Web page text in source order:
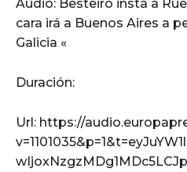
Audio: Besteiro insta a
cara irá a Buenos Aires a
Galicia «
Duración:
Url: https://